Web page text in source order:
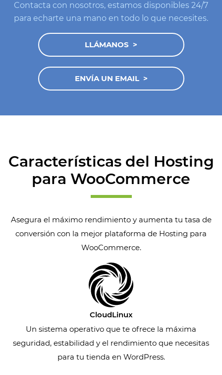
Contacta con nosotros, estamos disponibles 24/7
para echarte una mano en todo lo que necesites.
LLÁMANOS
ENVÍA UN EMAIL
Características del Hosting
para WooCommerce
Asegura el máximo rendimiento y aumenta tu tasa de
conversión con la mejor plataforma de Hosting para
WooCommerce.
CloudLinux
Un sistema operativo que te ofrece la máxima
seguridad, estabilidad y el rendimiento que necesitas
para tu tienda en WordPress.